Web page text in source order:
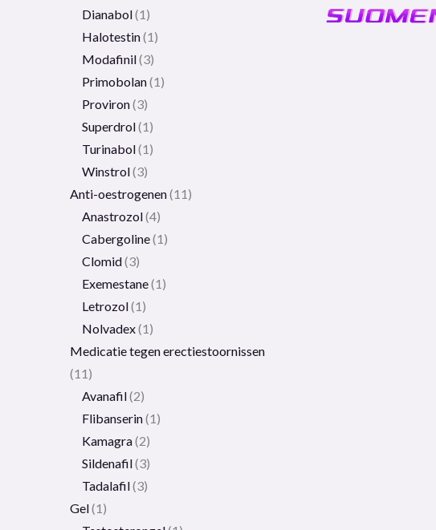
Dianabol 1
Halotestin 1
Modafinil 3
Primobolan 1
Proviron 3
Superdrol 1
Turinabol 1
Winstrol 3
Anti-oestrogenen 11
Anastrozol 4
Cabergoline 1
Clomid 3
Exemestane 1
Letrozol 1
Nolvadex 1
Medicatie tegen erectiestoornissen
11
Avanafil 2
Flibanserin 1
Kamagra 2
Sildenafil 3
Tadalafil 3
Gel 1